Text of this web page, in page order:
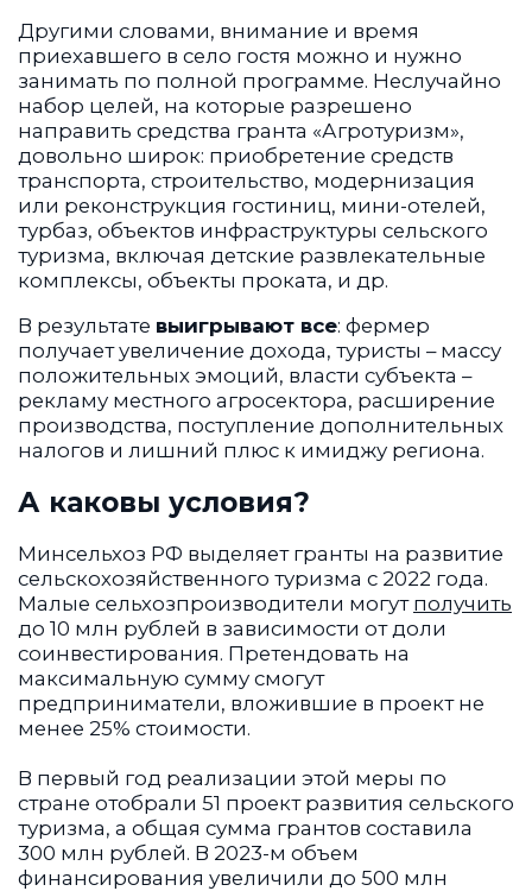
Другими словами, внимание и время
приехавшего в село гостя можно и нужно
занимать по полной программе. Неслучайно
набор целей, на которые разрешено
направить средства гранта «Агротуризм»,
довольно широк: приобретение средств
транспорта, строительство, модернизация
или реконструкция гостиниц, мини-отелей,
турбаз, объектов инфраструктуры сельского
туризма, включая детские развлекательные
комплексы, объекты проката, и др.
В результате выигрывают все: фермер
получает увеличение дохода, туристы – массу
положительных эмоций, власти субъекта –
рекламу местного агросектора, расширение
производства, поступление дополнительных
налогов и лишний плюс к имиджу региона.
А каковы условия?
Минсельхоз РФ выделяет гранты на развитие
сельскохозяйственного туризма с 2022 года.
Малые сельхозпроизводители могут получить
до 10 млн рублей в зависимости от доли
соинвестирования. Претендовать на
максимальную сумму смогут
предприниматели, вложившие в проект не
менее 25% стоимости.
В первый год реализации этой меры по
стране отобрали 51 проект развития сельского
туризма, а общая сумма грантов составила
300 млн рублей. В 2023-м объем
финансирования увеличили до 500 млн